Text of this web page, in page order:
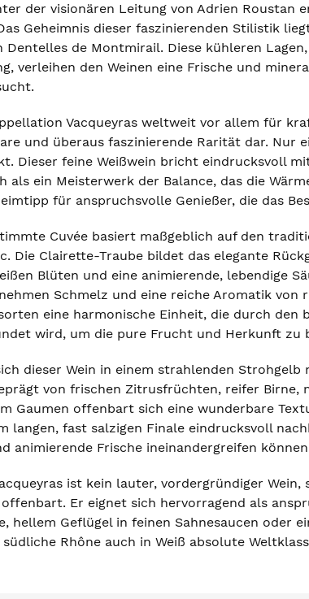
der visionären Leitung von Adrien Roustan
Geheimnis dieser faszinierenden Stilistik
Dentelles de Montmirail. Diese kühleren
verleihen den Weinen eine Frische und
Vacqueyras weltweit vor allem für
und überaus faszinierende Rarität dar.
Dieser feine Weißwein bricht eindrucksvoll
als ein Meisterwerk der Balance, das die
für anspruchsvolle Genießer, die das
Cuvée basiert maßgeblich auf den
Die Clairette-Traube bildet das elegante
Blüten und eine animierende, lebendige
Schmelz und eine reiche Aromatik
eine harmonische Einheit, die durch
wird, um die pure Frucht und Herkunft zu
dieser Wein in einem strahlenden
von frischen Zitrusfrüchten, reifer Birne,
Gaumen offenbart sich eine wunderbare
langen, fast salzigen Finale eindrucksvoll
animierende Frische ineinandergreifen
ist kein lauter, vordergründiger
Er eignet sich hervorragend als
hellem Geflügel in feinen Sahnesaucen oder
Rhône auch in Weiß absolute